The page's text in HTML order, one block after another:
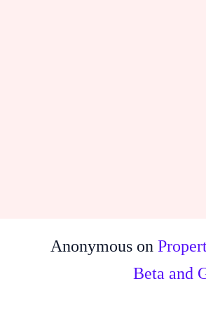
Anonymouson
Beta and